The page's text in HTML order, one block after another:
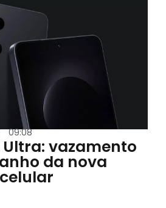
09:08
Ultra: vazamento
da nova